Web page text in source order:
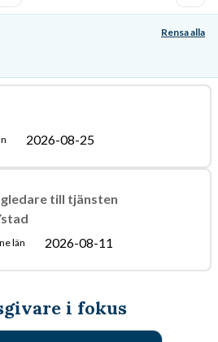
Rensa alla
2026-08-25
till tjänsten
län 2026-08-11
i fokus